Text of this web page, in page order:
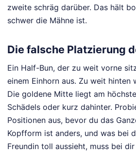
zweite schräg darüber. Das hält
schwer die Mähne ist.
Die falsche Platzierung
Ein Half-Bun, der zu weit vorne
einem Einhorn aus. Zu weit
Die goldene Mitte liegt am
Schädels oder kurz dahinter.
Positionen aus, bevor du das
Kopfform ist anders, und was bei
Freundin toll aussieht, muss bei